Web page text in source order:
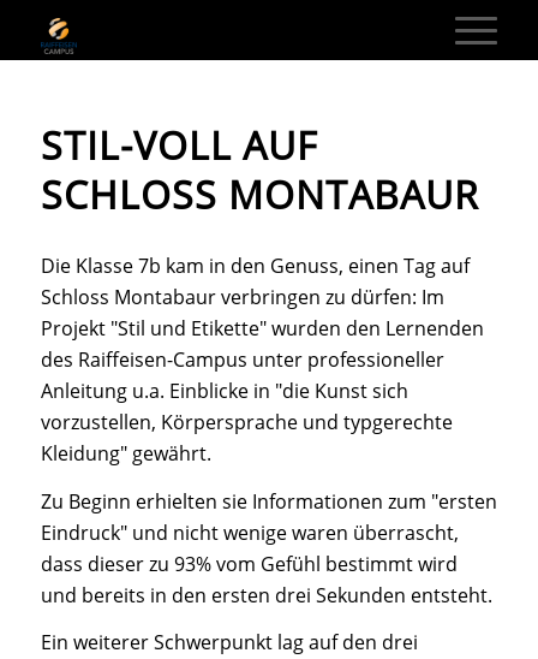
STIL-VOLL AUF
SCHLOSS MONTABAUR
Die Klasse 7b kam in den Genuss, einen Tag auf
Schloss Montabaur verbringen zu dürfen: Im
Projekt "Stil und Etikette" wurden den Lernenden
des Raiffeisen-Campus unter professioneller
Anleitung u.a. Einblicke in "die Kunst sich
vorzustellen, Körpersprache und typgerechte
Kleidung" gewährt.
Zu Beginn erhielten sie Informationen zum "ersten
Eindruck" und nicht wenige waren überrascht,
dass dieser zu 93% vom Gefühl bestimmt wird
und bereits in den ersten drei Sekunden entsteht.
Ein weiterer Schwerpunkt lag auf den drei